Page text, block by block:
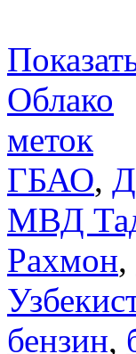
Облако
меток
ГБАО,
МВД
Рахмон,
бензин,